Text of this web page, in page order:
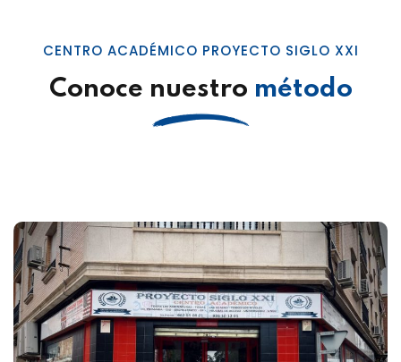
CENTRO ACADÉMICO PROYECTO SIGLO XXI
Conoce nuestro método